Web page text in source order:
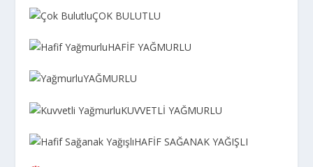
ÇOK BULUTLU
HAFİF YAĞMURLU
YAĞMURLU
KUVVETLİ YAĞMURLU
HAFİF SAĞANAK YAĞIŞLI